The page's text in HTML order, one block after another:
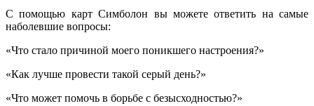
С помощью карт Симболон вы можете ответить на самые
наболевшие вопросы:
«Что стало причиной моего поникшего настроения?»
«Как лучше провести такой серый день?»
«Что может помочь в борьбе с безысходностью?»